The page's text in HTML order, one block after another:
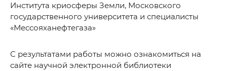
Института криосферы Земли, Московского
государственного университета и специалисты
«Мессояханефтегаза»
С результатами работы можно ознакомиться на
сайте научной электронной библиотеки